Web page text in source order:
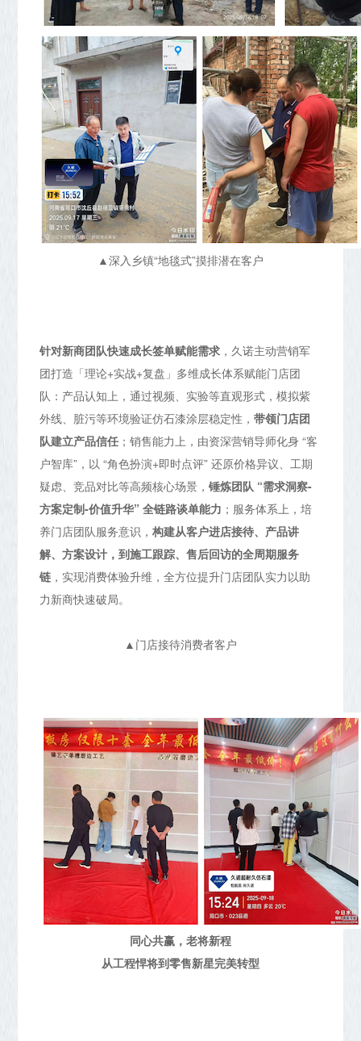
▲深入乡镇“地毯式”摸排潜在客户
针对新商团队快速成长签单赋能需求 ，久诺主动营销军
团打造「理论+实战+复盘」多维成长体系赋能门店团
队：产品认知上，通过视频、实验等直观形式，模拟紫
外线、脏污等环境验证仿石漆涂层稳定性，带领门店团
队建立产品信任 ；销售能力上，由资深营销导师化身 “客
户智库”，以 “角色扮演+即时点评” 还原价格异议、工期
疑虑、竞品对比等高频核心场景，锤炼团队 “需求洞察-
方案定制-价值升华” 全链路谈单能力 ；服务体系上，培
养门店团队服务意识，构建从客户进店接待、产品讲
解、方案设计，到施工跟踪、售后回访的全周期服务
链 ，实现消费体验升维，全方位提升门店团队实力以助
力新商快速破局。
▲门店接待消费者客户
同心共赢，老将新程
从工程悍将到零售新星完美转型